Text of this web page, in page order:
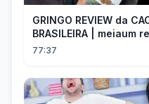
GRINGO REVIEW da
BRASILEIRA | meiaum
77:37